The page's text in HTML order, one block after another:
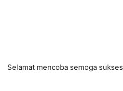
Selamat mencoba semoga sukses